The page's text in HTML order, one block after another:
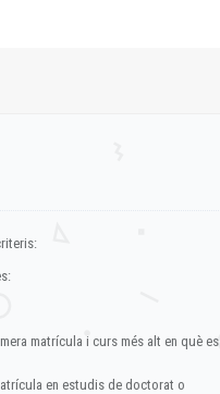
matrícula i curs més alt en què es
en estudis de doctorat o